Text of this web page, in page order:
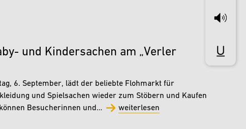
und Kindersachen am „Verler
6. September, lädt der beliebte Flohmarkt für
und Spielsachen wieder zum Stöbern und Kaufen
Besucherinnen und…
weiterlesen